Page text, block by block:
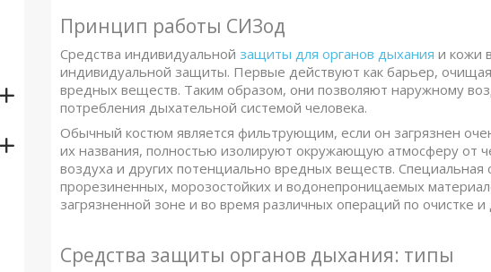
Принцип работы СИЗод
Средства индивидуальной защиты для органов дыхания и кожи
индивидуальной защиты. Первые действуют как барьер,
вредных веществ. Таким образом, они позволяют наружному
потребления дыхательной системой человека.
Обычный костюм является фильтрующим, если он загрязнен
их названия, полностью изолируют окружающую атмосферу от
воздуха и других потенциально вредных веществ.
прорезиненных, морозостойких и водонепроницаемых
загрязненной зоне и во время различных операций по очистке и
Средства защиты органов дыхания: типы